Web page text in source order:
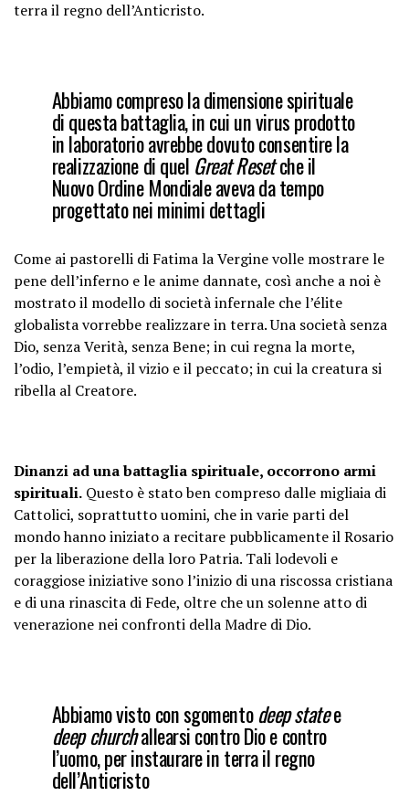
terra il regno dell’Anticristo.
Abbiamo compreso la dimensione spirituale
di questa battaglia, in cui un virus prodotto
in laboratorio avrebbe dovuto consentire la
realizzazione di quel Great Resetche il
Nuovo Ordine Mondiale aveva da tempo
progettato nei minimi dettagli
Come ai pastorelli di Fatima la Vergine volle mostrare le
pene dell’inferno e le anime dannate, così anche a noi è
mostrato il modello di società infernale che l’élite
globalista vorrebbe realizzare in terra. Una società senza
Dio, senza Verità, senza Bene; in cui regna la morte,
l’odio, l’empietà, il vizio e il peccato; in cui la creatura si
ribella al Creatore.
Dinanzi ad una battaglia spirituale, occorrono armi
spirituali. Questo è stato ben compreso dalle migliaia di
Cattolici, soprattutto uomini, che in varie parti del
mondo hanno iniziato a recitare pubblicamente il Rosario
per la liberazione della loro Patria. Tali lodevoli e
coraggiose iniziative sono l’inizio di una riscossa cristiana
e di una rinascita di Fede, oltre che un solenne atto di
venerazione nei confronti della Madre di Dio.
Abbiamo visto con sgomentodeep statee
deep churchallearsi contro Dio e contro
l’uomo, per instaurare in terra il regno
dell’Anticristo